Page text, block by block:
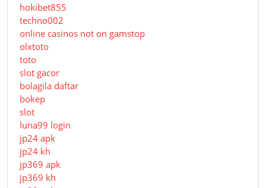
hokibet855
techno002
online casinos not on gamstop
olxtoto
toto
slot gacor
bolagila daftar
bokep
slot
luna99 login
jp24 apk
jp24 kh
jp369 apk
jp369 kh